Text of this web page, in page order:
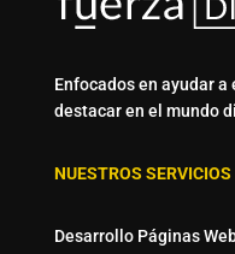
Enfocados en ayudar
destacar en el mundo
NUESTROS SERVICIOS
Desarrollo Páginas